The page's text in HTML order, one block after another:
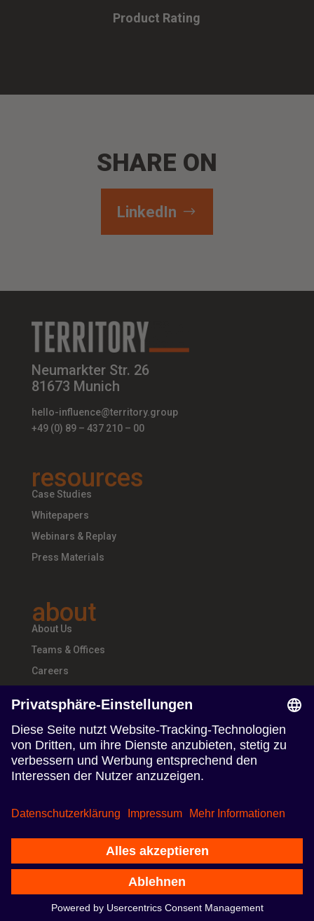
Product Rating
SHARE ON
LinkedIn
Neumarkter Str. 26
81673 Munich
hello-influence@territory.group
+49 (0) 89 – 437 210 – 00
resources
Case Studies
Whitepapers
Webinars & Replay
Press Materials
about
About Us
Teams & Offices
Careers
follow us
Follow us on Linkedin
Follow us on Instagram
Nutzungsbedingungen
Datenschutzerklärung
Impressum
© 2024 TERRITORY Influence